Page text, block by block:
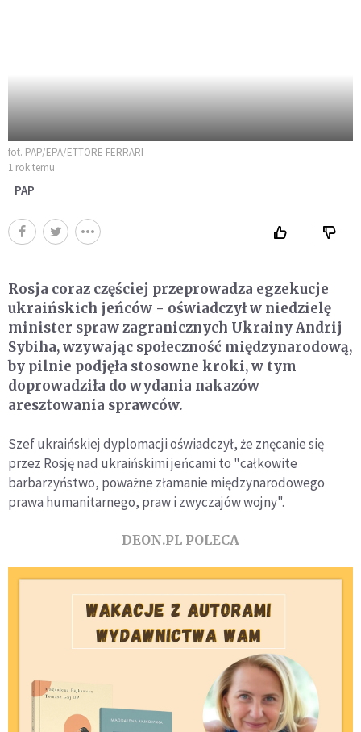
fot. PAP/EPA/ETTORE FERRARI
1 rok temu
PAP
Rosja coraz częściej przeprowadza egzekucje
ukraińskich jeńców - oświadczył w niedzielę
minister spraw zagranicznych Ukrainy Andrij
Sybiha, wzywając społeczność międzynarodową,
by pilnie podjęła stosowne kroki, w tym
doprowadziła do wydania nakazów
aresztowania sprawców.
Szef ukraińskiej dyplomacji oświadczył, że znęcanie się
przez Rosję nad ukraińskimi jeńcami to "całkowite
barbarzyństwo, poważne złamanie międzynarodowego
prawa humanitarnego, praw i zwyczajów wojny".
DEON.PL POLECA